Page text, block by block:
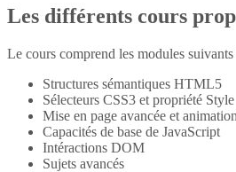
Les différents cours
Le cours comprend les modules suivants
Structures sémantiques HTML5
Sélecteurs CSS3 et propriété Style
Mise en page avancée et animation
Capacités de base de JavaScript
Intéractions DOM
Sujets avancés